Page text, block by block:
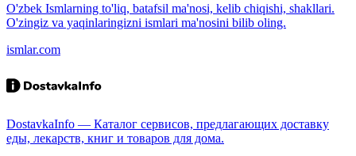
O'zbek Ismlarning to'liq, batafsil ma'nosi, kelib chiqishi, shakllari.
O'zingiz va yaqinlaringizni ismlari ma'nosini bilib oling.
ismlar.com
DostavkaInfo — Каталог сервисов, предлагающих доставку
еды, лекарств, книг и товаров для дома.